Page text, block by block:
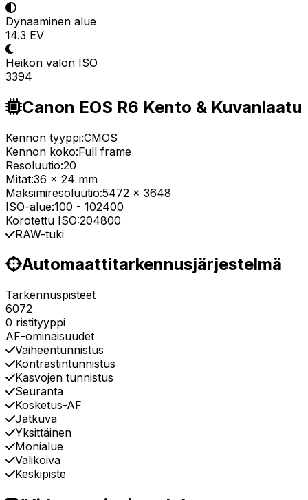
Dynaaminen alue
14.3 EV
Heikon valon ISO
3394
Canon EOS R6 Kento & Kuvanlaatu
Kennon tyyppi:CMOS
Kennon koko:Full frame
Resoluutio:20
Mitat:36 x 24 mm
Maksimiresoluutio:5472 x 3648
ISO-alue:100 - 102400
Korotettu ISO:204800
RAW-tuki
Automaattitarkennusjärjestelmä
Tarkennuspisteet
6072
0 ristityyppi
AF-ominaisuudet
Vaiheentunnistus
Kontrastintunnistus
Kasvojen tunnistus
Seuranta
Kosketus-AF
Jatkuva
Yksittäinen
Monialue
Valikoiva
Keskipiste